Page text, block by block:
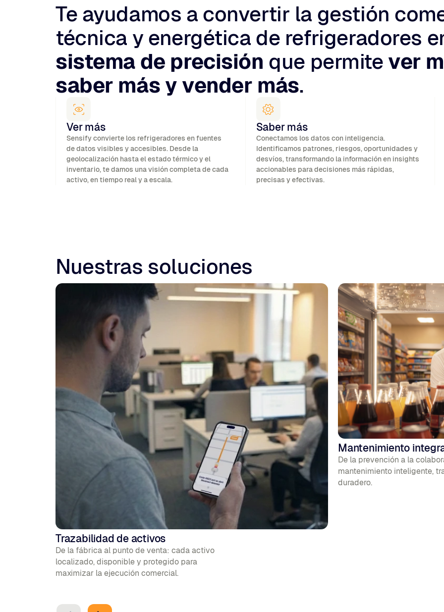
Te ayudamos a convertir la gestión
técnica y energética de refrigeradores
sistema de precisión que permite ver
saber más y vender más.
Ver más
Sensify convierte los refrigeradores en fuentes
de datos visibles y accesibles. Desde la
geolocalización hasta el estado térmico y el
inventario, te damos una visión completa de cada
activo, en tiempo real y a escala.
Saber más
Conectamos los datos con inteligencia.
Identificamos patrones, riesgos, oportunidades y
desvíos, transformando la información en insights
accionables para decisiones más rápidas,
precisas y efectivas.
Nuestras soluciones
Trazabilidad de activos
De la fábrica al punto de venta: cada activo
localizado, disponible y protegido para
maximizar la ejecución comercial.
Mantenimiento
De la prevención a la
mantenimiento inteligente,
duradero.